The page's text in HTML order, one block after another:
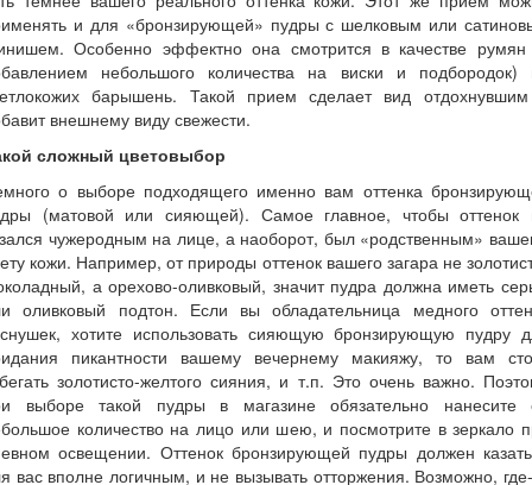
и для «бронзирующей» пудры с шелковым или
Особенно эффектно она смотрится в качестве
небольшого количества на виски и подбородок)
барышень. Такой прием сделает вид
внешнему виду свежести.
сложный цветовыбор
о выборе подходящего именно вам оттенка
(матовой или сияющей). Самое главное, чтобы оттенок
чужеродным на лице, а наоборот, был «родственным»
кожи. Например, от природы оттенок вашего загара не
а орехово-оливковый, значит пудра должна иметь
оливковый подтон. Если вы обладательница медного
хотите использовать сияющую бронзирующую пудру
пикантности вашему вечернему макияжу, то вам
золотисто-желтого сияния, и т.п. Это очень важно.
выборе такой пудры в магазине обязательно нанесите
количество на лицо или шею, и посмотрите в зеркало
освещении. Оттенок бронзирующей пудры должен
вас вполне логичным, и не вызывать отторжения. Возможно,